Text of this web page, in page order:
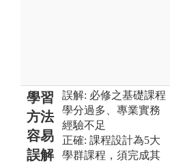
學習
方法
容易
誤解
誤解: 必修之基礎課程
學分過多、專業實務
經驗不足
正確: 課程設計為5大
學群課程，須完成其